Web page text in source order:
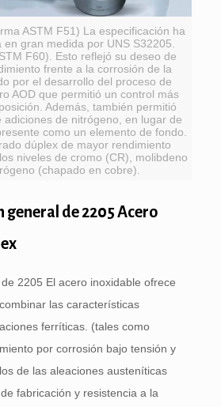
ASTM F51) La especificación ha
gran medida por UNS S32205.
F60). Esto reflejó su deseo de
frente a la corrosión de la
por el desarrollo del proceso de
AOD que permitió un control más
Además, también permitió
adiciones de nitrógeno, en lugar de
como un elemento de fondo.
dúplex de mayor rendimiento
niveles de cromo (CR), molibdeno
(chapado en cobre).
general de 2205 Acero
2205 El acero inoxidable ofrece
las características
ferríticas. (tales como
por corrosión bajo tensión y
de las aleaciones austeníticas
fabricación y resistencia a la